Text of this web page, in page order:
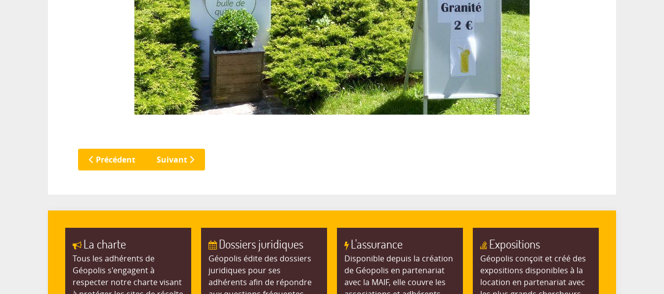
Précédent Suivant
La charte
Tous les adhérents de
Géopolis s'engagent à
respecter notre charte visant
Dossiers juridiques
Géopolis édite des dossiers
juridiques pour ses
adhérents afin de répondre
L'assurance
Disponible depuis la création
de Géopolis en partenariat
avec la MAIF, elle couvre les
Expositions
Géopolis conçoit et créé des
expositions disponibles à la
location en partenariat avec